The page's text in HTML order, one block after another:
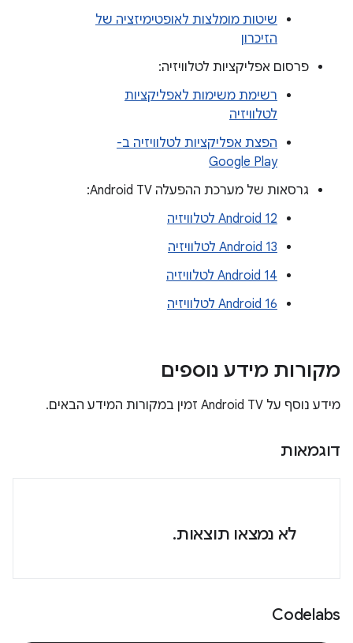
שיטות מומלצות לאופטימיזציה של
הזיכרון
פרסום אפליקציות לטלוויזיה:
רשימת משימות לאפליקציות
לטלוויזיה
הפצת אפליקציות לטלוויזיה ב-
Google Play
גרסאות של מערכת ההפעלה Android TV:
Android 12 לטלוויזיה
Android 13 לטלוויזיה
Android 14 לטלוויזיה
Android 16 לטלוויזיה
מקורות מידע נוספים
מידע נוסף על Android TV זמין במקורות המידע הבאים.
דוגמאות
לא נמצאו תוצאות.
Codelabs